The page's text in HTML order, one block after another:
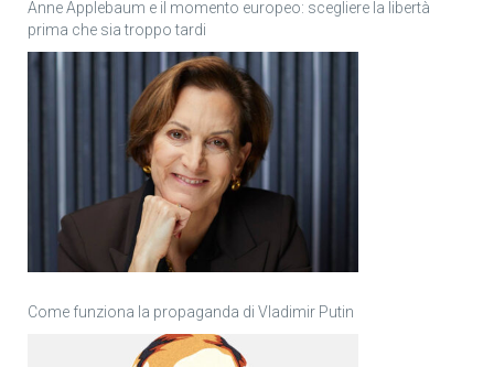
Anne Applebaum e il momento europeo: scegliere la libertà
prima che sia troppo tardi
Come funziona la propaganda di Vladimir Putin